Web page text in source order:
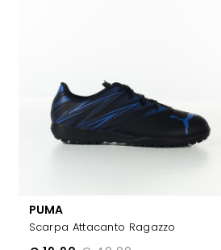
PUMA
Scarpa Attacanto Ragazzo